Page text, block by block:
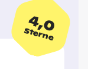
4,0
Sterne